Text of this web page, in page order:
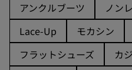
アンクルブーツ ノン
Lace-Up
モカシン
フラットシューズ
カ